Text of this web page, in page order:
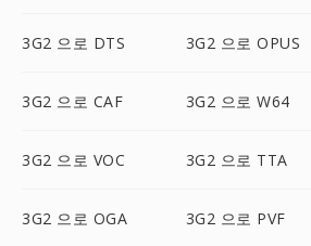
3G2 으로 DTS 3G2 으로 OPUS
3G2 으로 CAF 3G2 으로 W64
3G2 으로 VOC 3G2 으로 TTA
3G2 으로 OGA 3G2 으로 PVF